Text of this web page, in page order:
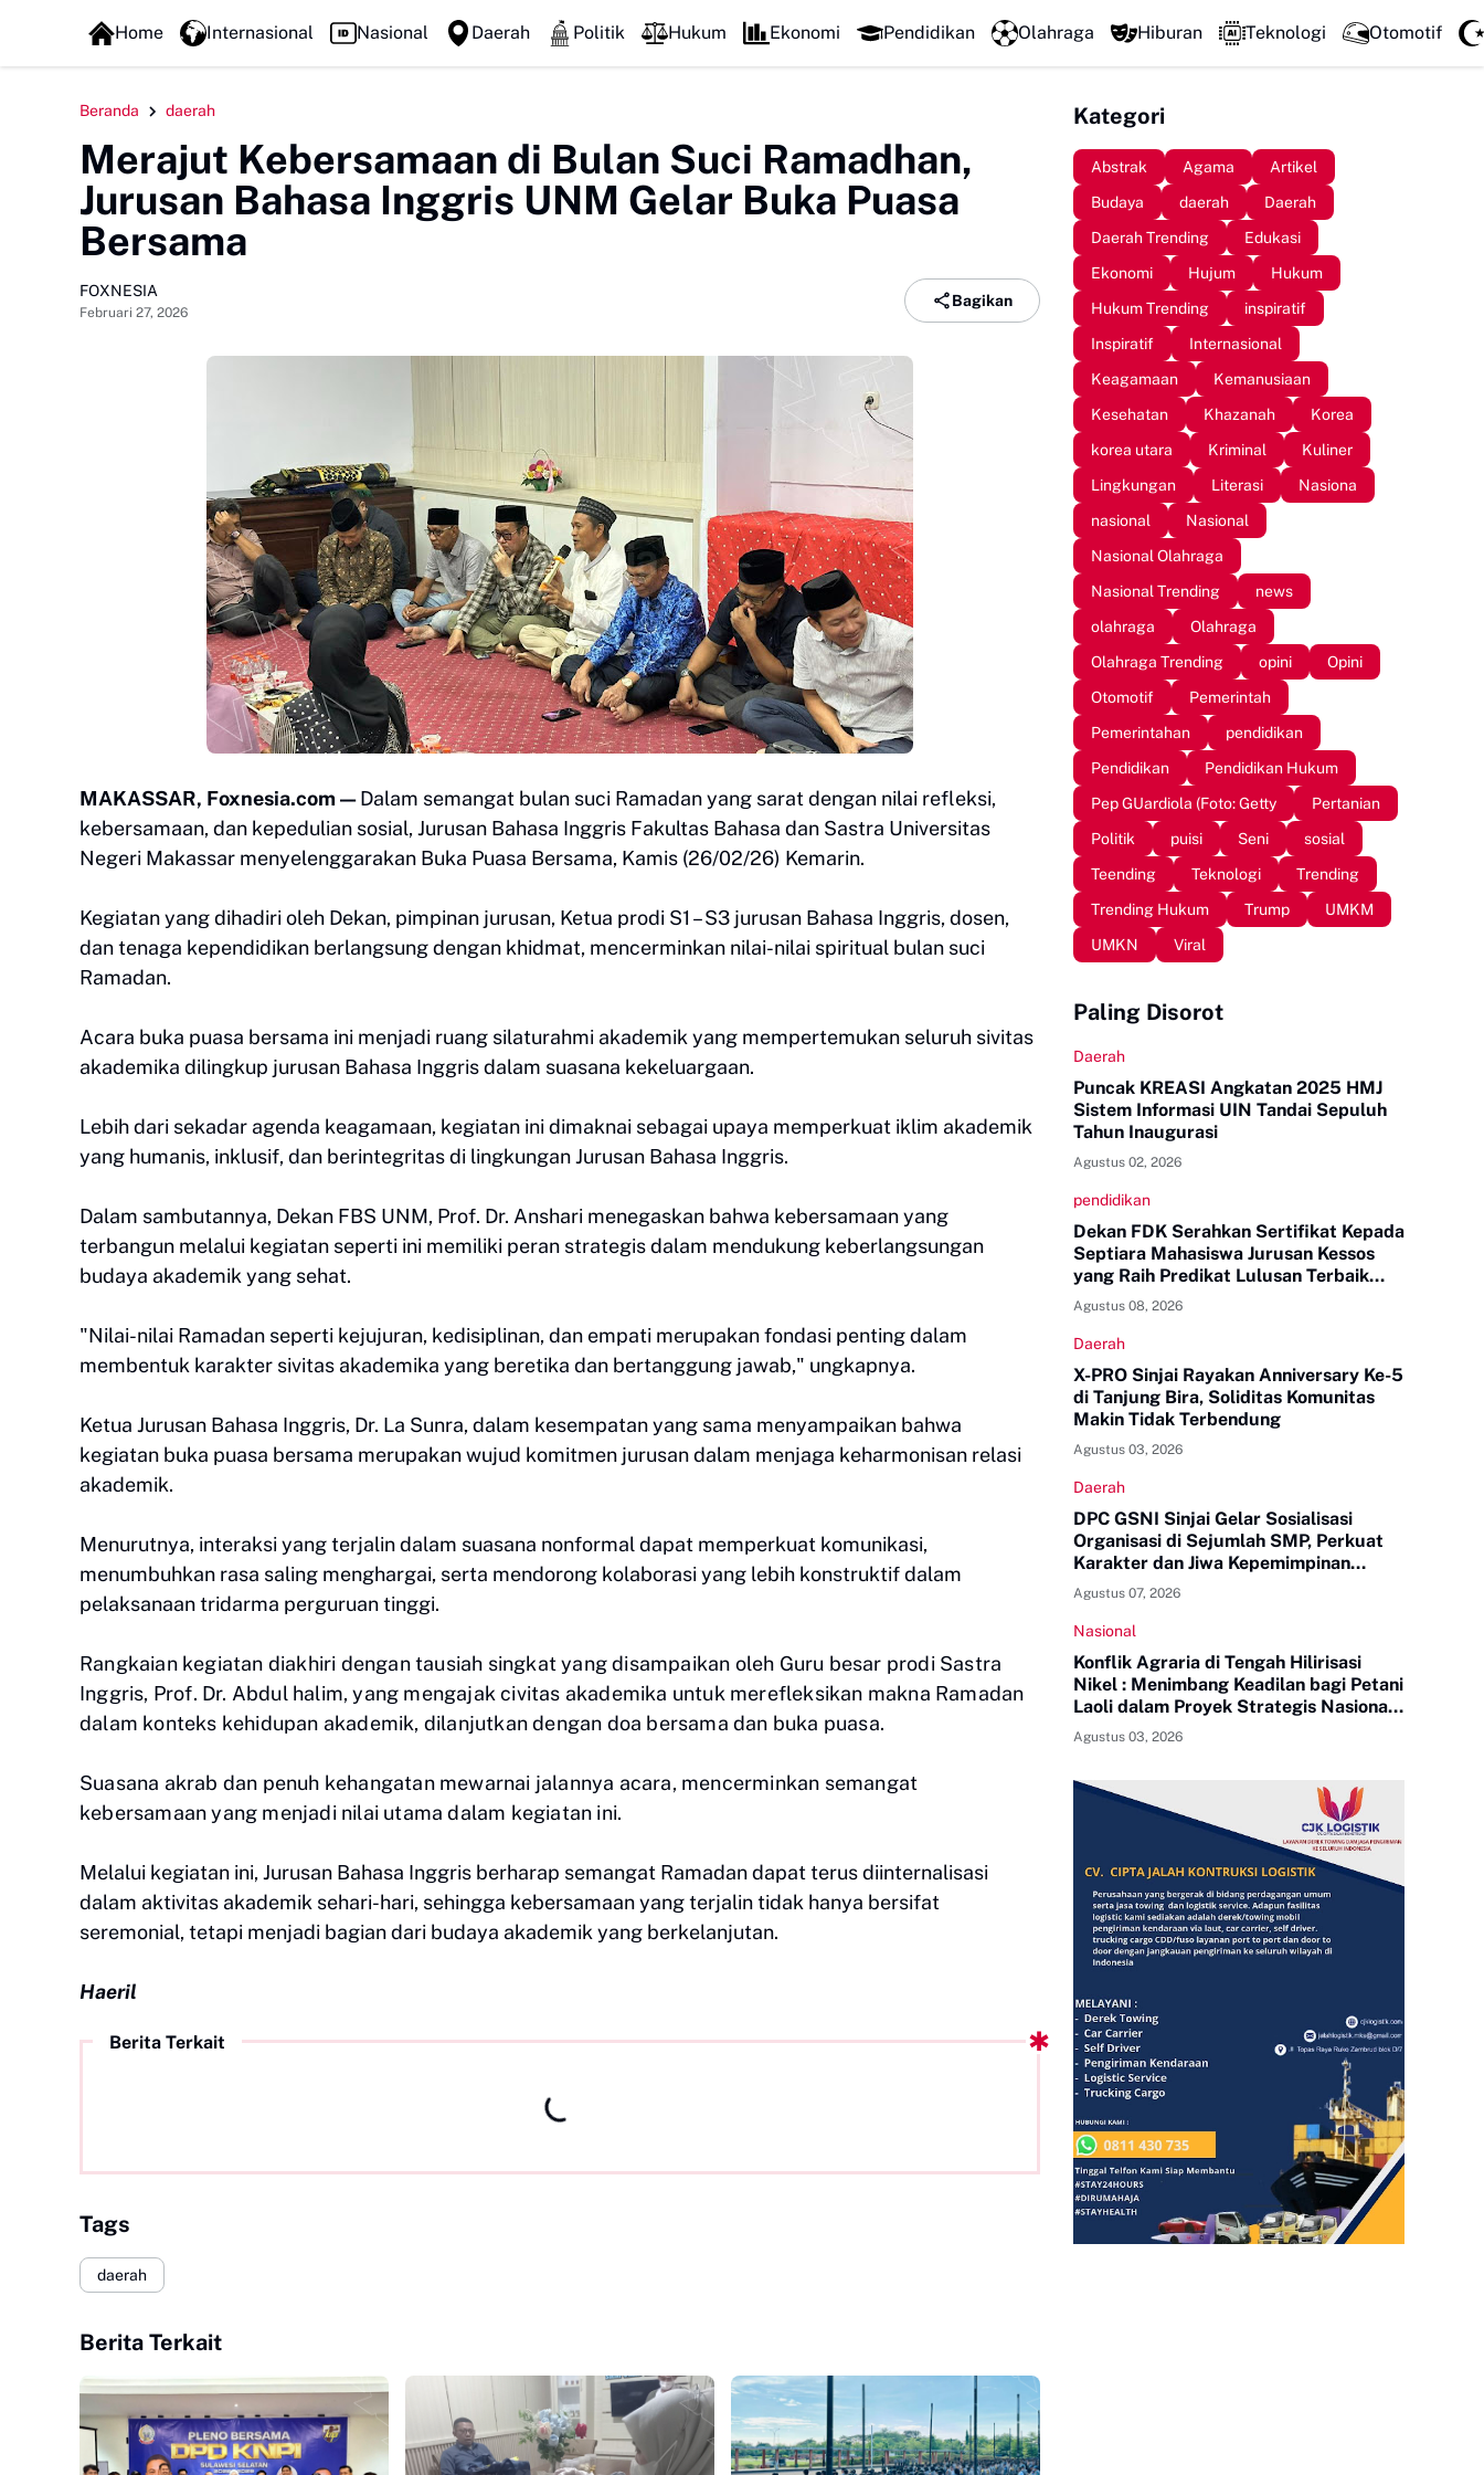
FOXLINE NEWS LPM Penalaran UNM Gelar Sidang Pleno, Evaluasi Kinerja Setengah
Home Internasional Nasional Daerah Politik Hukum Ekonomi Pendidikan Olahraga Hiburan Teknologi Otomotif
Beranda daerah
Merajut Kebersamaan di Bulan Suci Ramadhan,
Jurusan Bahasa Inggris UNM Gelar Buka Puasa
Bersama
FOXNESIA
Februari 27, 2026
Bagikan
MAKASSAR, Foxnesia.com —Dalam semangat bulan suci Ramadan yang sarat dengan nilai refleksi,
kebersamaan, dan kepedulian sosial, Jurusan Bahasa Inggris Fakultas Bahasa dan Sastra Universitas
Negeri Makassar menyelenggarakan Buka Puasa Bersama, Kamis (26/02/26) Kemarin.
Kegiatan yang dihadiri oleh Dekan, pimpinan jurusan, Ketua prodi S1 – S3 jurusan Bahasa Inggris, dosen,
dan tenaga kependidikan berlangsung dengan khidmat, mencerminkan nilai-nilai spiritual bulan suci
Ramadan.
Acara buka puasa bersama ini menjadi ruang silaturahmi akademik yang mempertemukan seluruh sivitas
akademika dilingkup jurusan Bahasa Inggris dalam suasana kekeluargaan.
Lebih dari sekadar agenda keagamaan, kegiatan ini dimaknai sebagai upaya memperkuat iklim akademik
yang humanis, inklusif, dan berintegritas di lingkungan Jurusan Bahasa Inggris.
Dalam sambutannya, Dekan FBS UNM, Prof. Dr. Anshari menegaskan bahwa kebersamaan yang
terbangun melalui kegiatan seperti ini memiliki peran strategis dalam mendukung keberlangsungan
budaya akademik yang sehat.
"Nilai-nilai Ramadan seperti kejujuran, kedisiplinan, dan empati merupakan fondasi penting dalam
membentuk karakter sivitas akademika yang beretika dan bertanggung jawab," ungkapnya.
Ketua Jurusan Bahasa Inggris, Dr. La Sunra, dalam kesempatan yang sama menyampaikan bahwa
kegiatan buka puasa bersama merupakan wujud komitmen jurusan dalam menjaga keharmonisan relasi
akademik.
Menurutnya, interaksi yang terjalin dalam suasana nonformal dapat memperkuat komunikasi,
menumbuhkan rasa saling menghargai, serta mendorong kolaborasi yang lebih konstruktif dalam
pelaksanaan tridarma perguruan tinggi.
Rangkaian kegiatan diakhiri dengan tausiah singkat yang disampaikan oleh Guru besar prodi Sastra
Inggris, Prof. Dr. Abdul halim, yang mengajak civitas akademika untuk merefleksikan makna Ramadan
dalam konteks kehidupan akademik, dilanjutkan dengan doa bersama dan buka puasa.
Suasana akrab dan penuh kehangatan mewarnai jalannya acara, mencerminkan semangat
kebersamaan yang menjadi nilai utama dalam kegiatan ini.
Melalui kegiatan ini, Jurusan Bahasa Inggris berharap semangat Ramadan dapat terus diinternalisasi
dalam aktivitas akademik sehari-hari, sehingga kebersamaan yang terjalin tidak hanya bersifat
seremonial, tetapi menjadi bagian dari budaya akademik yang berkelanjutan.
Haeril
Berita Terkait
Tags
daerah
Berita Terkait
Kategori
Abstrak Agama
Artikel
Budaya
daerah
Daerah
Daerah Trending
Edukasi
Ekonomi
Hujum
Hukum
Hukum Trending
inspiratif
Inspiratif
Internasional
Keagamaan
Kemanusiaan
Kesehatan
Khazanah
Korea
korea utara
Kriminal
Kuliner
Lingkungan
Literasi
Nasiona
nasional
Nasional
Nasional Olahraga
Nasional Trending
news
olahraga
Olahraga
Olahraga Trending
opini
Opini
Otomotif
Pemerintah
Pemerintahan
pendidikan
Pendidikan
Pendidikan Hukum
Pep GUardiola (Foto: Getty
Pertanian
Politik
puisi Seni
sosial
Teending
Teknologi
Trending
Trending Hukum
Trump
UMKM
UMKN
Viral
Paling Disorot
Daerah
Puncak KREASI Angkatan 2025 HMJ
Sistem Informasi UIN Tandai Sepuluh
Tahun Inaugurasi
Agustus 02, 2026
pendidikan
Dekan FDK Serahkan Sertifikat Kepada
Septiara Mahasiswa Jurusan Kessos
yang Raih Predikat Lulusan Terbaik
Tingkat UINAM
Agustus 08, 2026
Daerah
X-PRO Sinjai Rayakan Anniversary Ke-5
di Tanjung Bira, Soliditas Komunitas
Makin Tidak Terbendung
Agustus 03, 2026
Daerah
DPC GSNI Sinjai Gelar Sosialisasi
Organisasi di Sejumlah SMP, Perkuat
Karakter dan Jiwa Kepemimpinan
Pelajar
Agustus 07, 2026
Nasional
Konflik Agraria di Tengah Hilirisasi
Nikel : Menimbang Keadilan bagi Petani
Laoli dalam Proyek Strategis Nasional
PT Indonesia Huali Industry Park
Agustus 03, 2026